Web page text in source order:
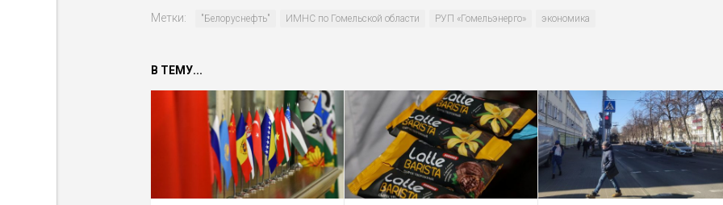
Метки: "Белоруснефть" ИМНС по Гомельской области РУП «Гомельэнерго» экономика
В ТЕМУ...